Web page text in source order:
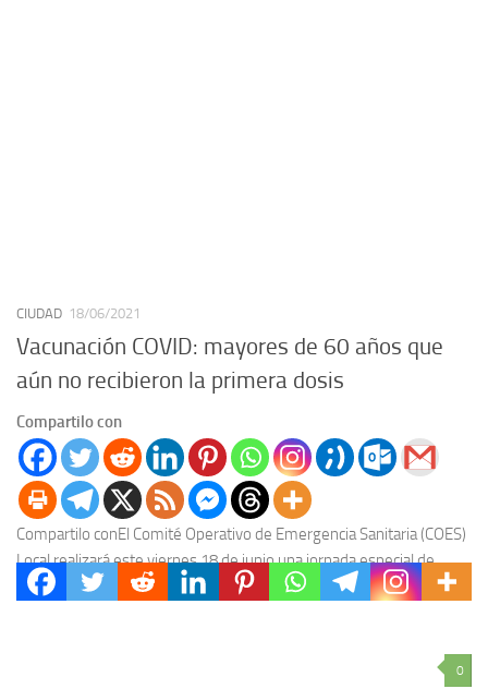
CIUDAD 18/06/2021
Vacunación COVID: mayores de 60 años que
aún no recibieron la primera dosis
Compartilo con
Compartilo conEl Comité Operativo de Emergencia Sanitaria (COES)
Local realizará este viernes 18 de junio una jornada especial de
verificación de datos, actualización e inscripción,...
0